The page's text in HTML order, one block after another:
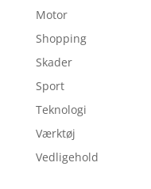
Motor
Shopping
Skader
Sport
Teknologi
Værktøj
Vedligehold